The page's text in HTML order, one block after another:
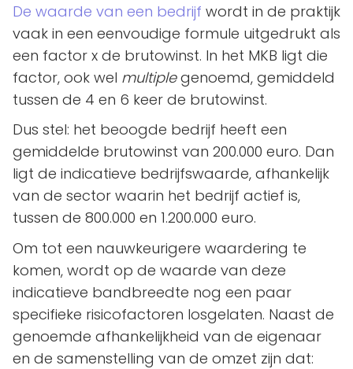
De waarde van een bedrijf wordt in de praktijk
vaak in een eenvoudige formule uitgedrukt als
een factor x de brutowinst. In het MKB ligt die
factor, ook wel multiplegenoemd, gemiddeld
tussen de 4 en 6 keer de brutowinst.
Dus stel: het beoogde bedrijf heeft een
gemiddelde brutowinst van 200.000 euro. Dan
ligt de indicatieve bedrijfswaarde, afhankelijk
van de sector waarin het bedrijf actief is,
tussen de 800.000 en 1.200.000 euro.
Om tot een nauwkeurigere waardering te
komen, wordt op de waarde van deze
indicatieve bandbreedte nog een paar
specifieke risicofactoren losgelaten. Naast de
genoemde afhankelijkheid van de eigenaar
en de samenstelling van de omzet zijn dat: